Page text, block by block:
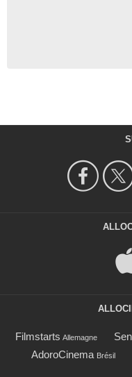
Filmstarts Allemagne
AdoroCinema Brésil